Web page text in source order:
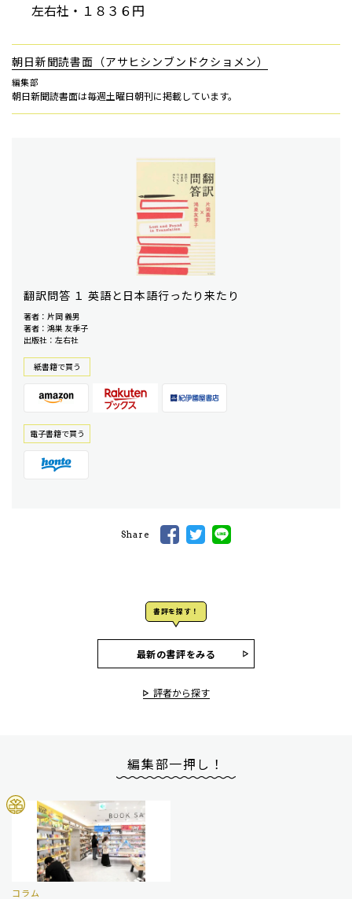
左右社・１８３６円
朝日新聞読書面（アサヒシンブンドクショメン）
編集部
朝日新聞読書面は毎週土曜日朝刊に掲載しています。
翻訳問答 １ 英語と日本語行ったり来たり
著者：片岡 義男
著者：鴻巣 友季子
出版社：左右社
紙書籍で買う
電⼦書籍で買う
Share
書評を探す！
最新の書評をみる
評者から探す
編集部一押し！
コラム